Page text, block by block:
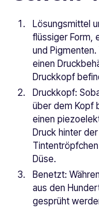
Lösungsmittel
flüssiger Form,
und
einen
Druckkopf
Druckkopf:
über dem Kopf
einen
Druck hinter
Düse.
Benetzt:
aus den
gesprüht